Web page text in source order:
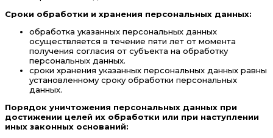
Сроки обработки и хранения персональных данных:
обработка указанных персональных данных
осуществляется в течение пяти лет от момента
получения согласия от субъекта на обработку
персональных данных.
сроки хранения указанных персональных данных равны
установленному сроку обработки персональных
данных.
Порядок уничтожения персональных данных при
достижении целей их обработки или при наступлении
иных законных оснований: